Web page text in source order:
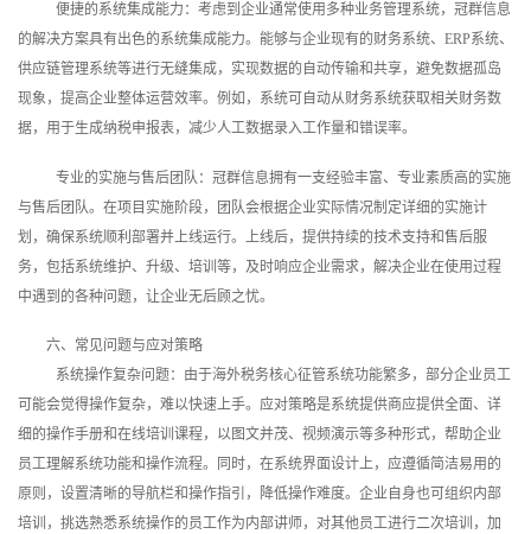
便捷的系统集成能力：考虑到企业通常使用多种业务管理系统，冠群信息
的解决方案具有出色的系统集成能力。能够与企业现有的财务系统、ERP系统、
供应链管理系统等进行无缝集成，实现数据的自动传输和共享，避免数据孤岛
现象，提高企业整体运营效率。例如，系统可自动从财务系统获取相关财务数
据，用于生成纳税申报表，减少人工数据录入工作量和错误率。
专业的实施与售后团队：冠群信息拥有一支经验丰富、专业素质高的实施
与售后团队。在项目实施阶段，团队会根据企业实际情况制定详细的实施计
划，确保系统顺利部署并上线运行。上线后，提供持续的技术支持和售后服
务，包括系统维护、升级、培训等，及时响应企业需求，解决企业在使用过程
中遇到的各种问题，让企业无后顾之忧。
六、常见问题与应对策略
系统操作复杂问题：由于海外税务核心征管系统功能繁多，部分企业员工
可能会觉得操作复杂，难以快速上手。应对策略是系统提供商应提供全面、详
细的操作手册和在线培训课程，以图文并茂、视频演示等多种形式，帮助企业
员工理解系统功能和操作流程。同时，在系统界面设计上，应遵循简洁易用的
原则，设置清晰的导航栏和操作指引，降低操作难度。企业自身也可组织内部
培训，挑选熟悉系统操作的员工作为内部讲师，对其他员工进行二次培训，加